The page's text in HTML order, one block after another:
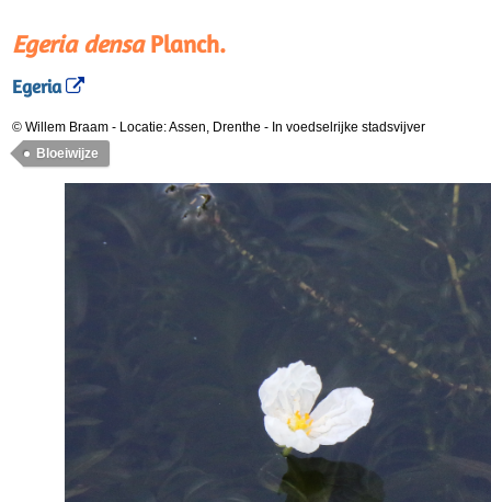
Egeria densaPlanch.
Egeria
© Willem Braam - Locatie: Assen, Drenthe - In voedselrijke stadsvijver
Bloeiwijze